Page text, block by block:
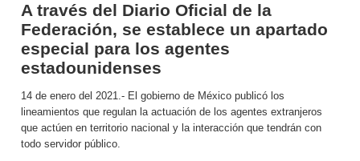
A través del Diario Oficial de la
Federación, se establece un apartado
especial para los agentes
estadounidenses
14 de enero del 2021.- El gobierno de México publicó los
lineamientos que regulan la actuación de los agentes extranjeros
que actúen en territorio nacional y la interacción que tendrán con
todo servidor público.